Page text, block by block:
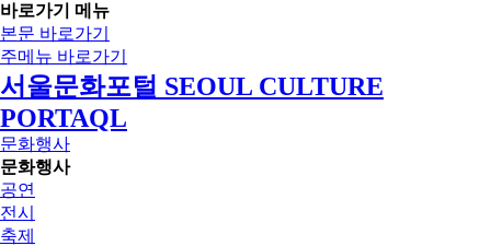
바로가기 메뉴
본문 바로가기
주메뉴 바로가기
서울문화포털 SEOUL CULTURE
PORTAQL
문화행사
문화행사
공연
전시
축제